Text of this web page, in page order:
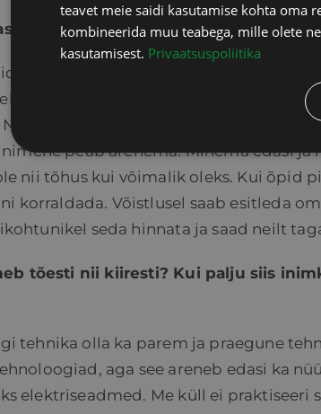
võistlustel. Mida see juurde
on küll väga rahul, aga aeg-ajalt
vaadet kõrvalt. Et lisaks klientidele
on ka valdkonnas uued tutvused,
peab arenema. Minema edasi
nii tõhus kui võimalik oleks. Kui õpid
korraldada. Võistlusel saab esitleda
seda hinnata ja saad neilt
tõesti nii kiiresti? Kui palju siis
tehnika olla ka parem ja praegune
aga see areneb edasi ka
elektriseadmed. Me küll ei praktiseeri
teavet meie saidi kasutamise kohta oma
kombineerida muu teabega, mille olete
kasutamisest. Privaatsuspoliitika